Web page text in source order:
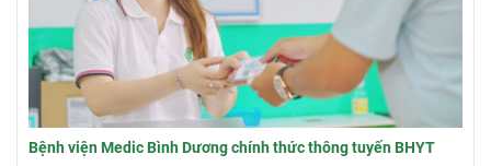
Bệnh viện Medic Bình Dương chính thức thông tuyến BHYT